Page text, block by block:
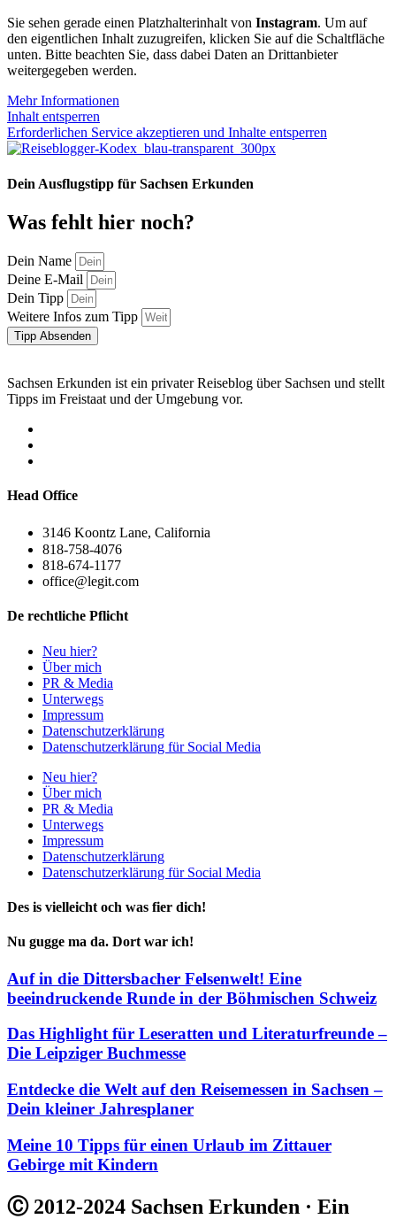
Sie sehen gerade einen Platzhalterinhalt von Instagram. Um auf
den eigentlichen Inhalt zuzugreifen, klicken Sie auf die Schaltfläche
unten. Bitte beachten Sie, dass dabei Daten an Drittanbieter
weitergegeben werden.
Mehr Informationen
Inhalt entsperren
Erforderlichen Service akzeptieren und Inhalte entsperren
Dein Ausflugstipp für Sachsen Erkunden
Was fehlt hier noch?
Dein Name
Deine E-Mail
Dein Tipp
Weitere Infos zum Tipp
Tipp Absenden
Sachsen Erkunden ist ein privater Reiseblog über Sachsen und stellt
Tipps im Freistaat und der Umgebung vor.
Head Office
3146 Koontz Lane, California
818-758-4076
818-674-1177
office@legit.com
De rechtliche Pflicht
Neu hier?
Über mich
PR & Media
Unterwegs
Impressum
Datenschutzerklärung
Datenschutzerklärung für Social Media
Neu hier?
Über mich
PR & Media
Unterwegs
Impressum
Datenschutzerklärung
Datenschutzerklärung für Social Media
Des is vielleicht och was fier dich!
Nu gugge ma da. Dort war ich!
Auf in die Dittersbacher Felsenwelt! Eine
beeindruckende Runde in der Böhmischen Schweiz
Das Highlight für Leseratten und Literaturfreunde –
Die Leipziger Buchmesse
Entdecke die Welt auf den Reisemessen in Sachsen –
Dein kleiner Jahresplaner
Meine 10 Tipps für einen Urlaub im Zittauer
Gebirge mit Kindern
Ⓒ 2012-2024 Sachsen Erkunden · Ein